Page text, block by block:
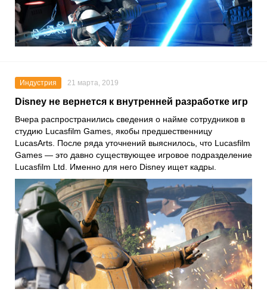
Индустрия 21 марта, 2019
Disney не вернется к внутренней разработке игр
Вчера распространились сведения о найме сотрудников в
студию Lucasfilm Games, якобы предшественницу
LucasArts. После ряда уточнений выяснилось, что Lucasfilm
Games — это давно существующее игровое подразделение
Lucasfilm Ltd. Именно для него Disney ищет кадры.